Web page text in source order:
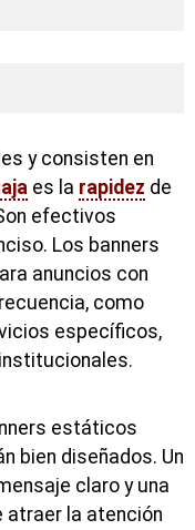
y consisten en
es la rapidez de
efectivos
Los banners
anuncios con
como
específicos,
estáticos
bien diseñados. Un
claro y una
atraer la atención